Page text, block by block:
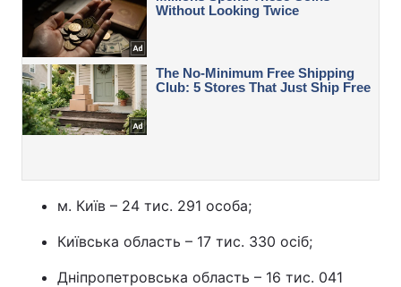
м. Київ – 24 тис. 291 особа;
Київська область – 17 тис. 330 осіб;
Дніпропетровська область – 16 тис. 041